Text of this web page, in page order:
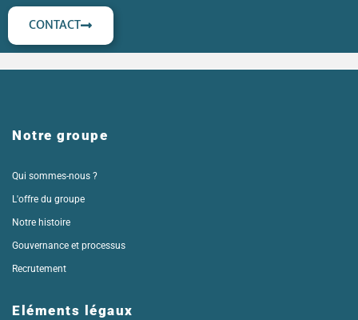
CONTACT
Notre groupe
Qui sommes-nous ?
L'offre du groupe
Notre histoire
Gouvernance et processus
Recrutement
Eléments légaux